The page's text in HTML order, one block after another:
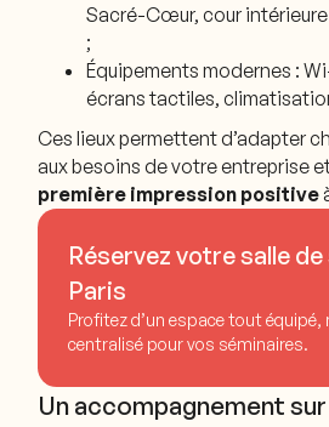
Sacré-Cœur, cour
;
Équipements modernes :
écrans tactiles,
Ces lieux permettent d’adapter
aux besoins de votre entreprise
première impression positive
Réservez votre salle
Paris
Profitez d’un espace tout équipé,
centralisé pour vos séminaires.
Un accompagnement